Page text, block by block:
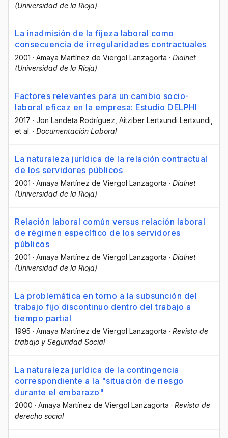
(Universidad de la Rioja)
La inadmisión de la fijeza laboral como
consecuencia de irregularidades contractuales
2001 · Amaya Martínez de Viergol Lanzagorta · Dialnet
(Universidad de la Rioja)
Factores relevantes para un cambio socio-
laboral eficaz en la empresa: Estudio DELPHI
2017 · Jon Landeta Rodríguez , Aitziber Lertxundi Lertxundi
et al. · Documentación Laboral
La naturaleza jurídica de la relación contractual
de los servidores públicos
2001 · Amaya Martínez de Viergol Lanzagorta · Dialnet
(Universidad de la Rioja)
Relación laboral común versus relación laboral
de régimen específico de los servidores
públicos
2001 · Amaya Martínez de Viergol Lanzagorta · Dialnet
(Universidad de la Rioja)
La problemática en torno a la subsunción del
trabajo fijo discontinuo dentro del trabajo a
tiempo partial
1995 · Amaya Martínez de Viergol Lanzagorta · Revista de
trabajo y Seguridad Social
La naturaleza jurídica de la contingencia
correspondiente a la "situación de riesgo
durante el embarazo"
2000 · Amaya Martínez de Viergol Lanzagorta · Revista de
derecho social